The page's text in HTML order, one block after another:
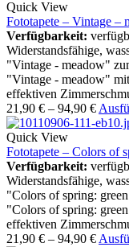
Quick View
Fototapete – Vintage –
Verfügbarkeit:
Widerstandsfähige,
"Vintage - meadow"
"Vintage - meadow"
effektiven
21,90 € – 94,90 €
Quick View
Fototapete – Colors of
Verfügbarkeit:
Widerstandsfähige,
"Colors of spring:
"Colors of spring:
effektiven
21,90 € – 94,90 €